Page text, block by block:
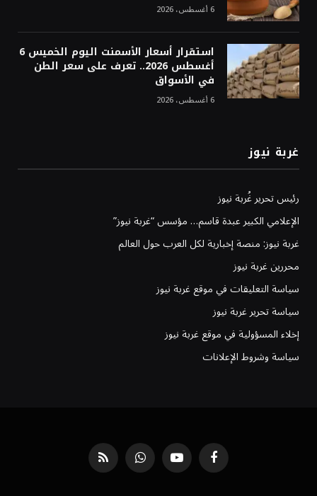
6 أغسطس، 2026
استقرار أسعار الأسمنت اليوم الخميس 6
أغسطس 2026.. تعرف على سعر الطن
في الأسواق
6 أغسطس، 2026
غربة نيوز
رئيس تحرير غُربة نيوز
الإعلامي الكبير عبدة قاسم… مؤسس “غربة نيوز”
غربة نيوز: منصة إخبارية لكل العرب حول العالم
محررين غربة نيوز
سياسة التعليقات في موقع غربة نيوز
سياسة تحرير غربة نيوز
إخلاء المسؤولية في موقع غربة نيوز
سياسة وشروط الإعلانات
فيسبوك يوتيوب واتساب RSS